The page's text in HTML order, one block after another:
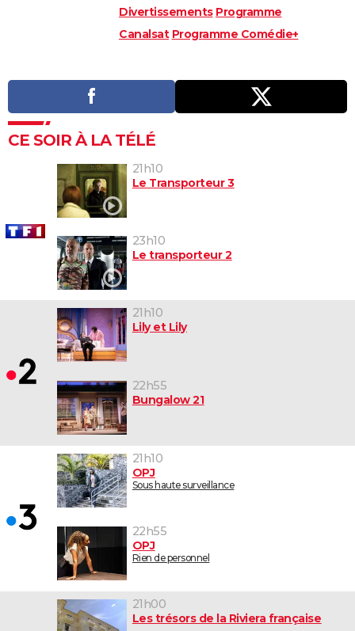
Divertissements Programme
Canalsat Programme Comédie+
CE SOIR À LA TÉLÉ
21h10
Le Transporteur 3
23h10
Le transporteur 2
21h10
Lily et Lily
22h55
Bungalow 21
21h10
OPJ
Sous haute surveillance
22h55
OPJ
Rien de personnel
21h00
Les trésors de la Riviera française